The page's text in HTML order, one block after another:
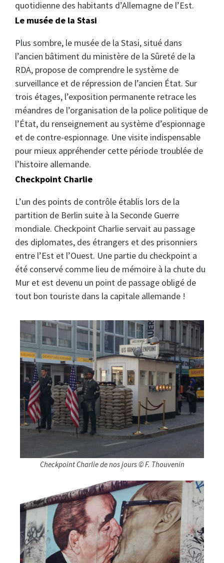
quotidienne des habitants d’Allemagne de l’Est.
Le musée de la Stasi
Plus sombre, le musée de la Stasi, situé dans
l’ancien bâtiment du ministère de la Sûreté de la
RDA, propose de comprendre le système de
surveillance et de répression de l’ancien État. Sur
trois étages, l’exposition permanente retrace les
méandres de l’organisation de la police politique de
l’État, du renseignement au système d’espionnage
et de contre-espionnage. Une visite indispensable
pour mieux appréhender cette période troublée de
l’histoire allemande.
Checkpoint Charlie
L’un des points de contrôle établis lors de la
partition de Berlin suite à la Seconde Guerre
mondiale. Checkpoint Charlie servait au passage
des diplomates, des étrangers et des prisonniers
entre l’Est et l’Ouest. Une partie du checkpoint a
été conservé comme lieu de mémoire à la chute du
Mur et est devenu un point de passage obligé de
tout bon touriste dans la capitale allemande !
Checkpoint Charlie de nos jours © F. Thouvenin